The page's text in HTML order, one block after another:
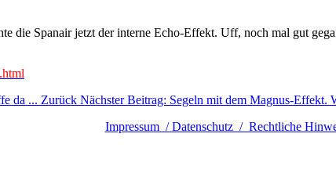
die Spanair jetzt der interne Echo-Effekt. Uff, noch mal gut
da ... Zurück Nächster Beitrag: Segeln mit dem Magnus-Effekt.
Impressum / Datenschutz / Rechtliche